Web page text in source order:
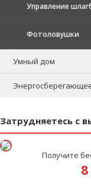
Управление
Фотоловушки
Умный дом
Затрудняетесь с
Получите